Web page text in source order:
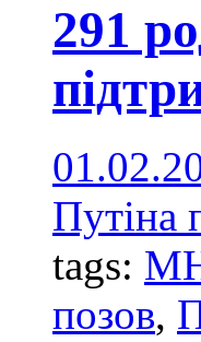
291
Путіна
tags:
позов,